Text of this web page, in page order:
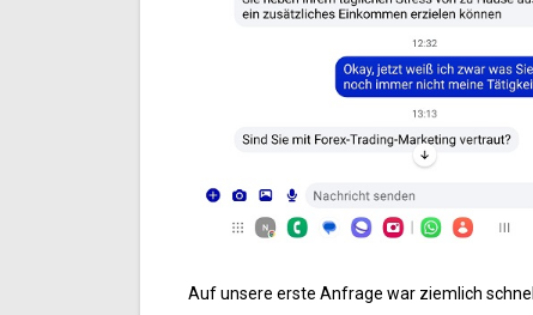
Auf unsere erste Anfrage war ziemlich